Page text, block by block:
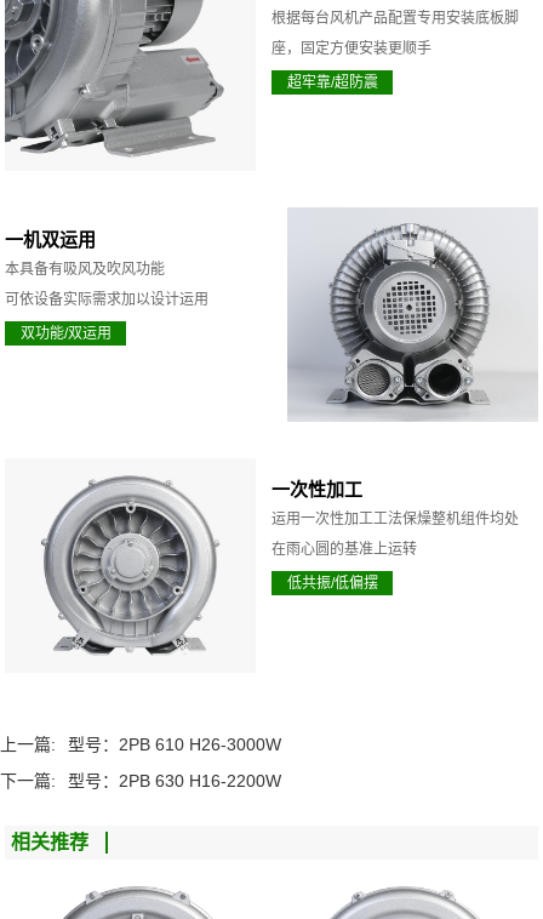
根据每台风机产品配置专用安装底板脚
座，固定方便安装更顺手
超牢靠/超防震
一机双运用
本具备有吸风及吹风功能
可依设备实际需求加以设计运用
双功能/双运用
一次性加工
运用一次性加工工法保燥整机组件均处
在雨心圆的基准上运转
低共振/低偏摆
上一篇:
型号：2PB 610 H26-3000W
下一篇:
型号：2PB 630 H16-2200W
相关推荐